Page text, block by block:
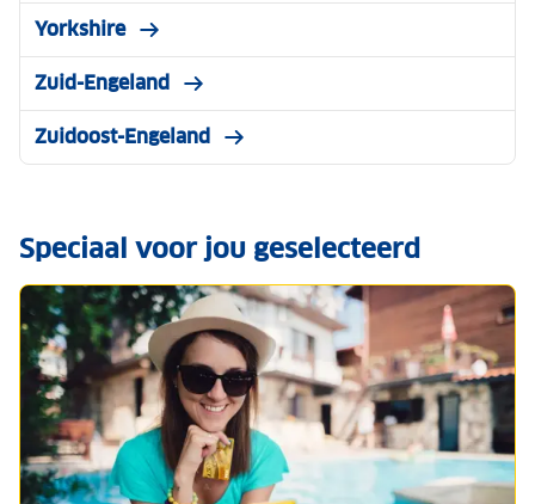
Yorkshire
Zuid-Engeland
Zuidoost-Engeland
Speciaal voor jou geselecteerd